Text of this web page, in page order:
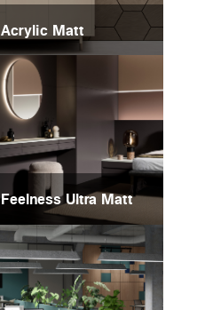
Acrylic Matt
Feelness Ultra Matt